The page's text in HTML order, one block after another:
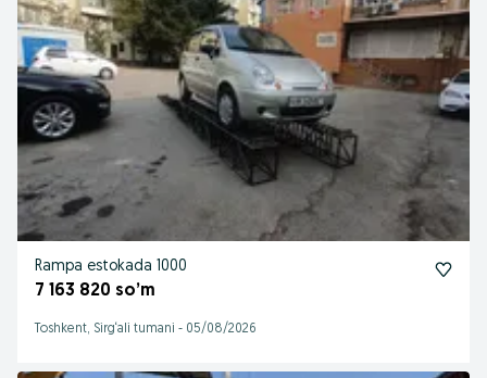
Rampa estokada 1000
7 163 820 so’m
Toshkent, Sirg‘ali tumani - 05/08/2026